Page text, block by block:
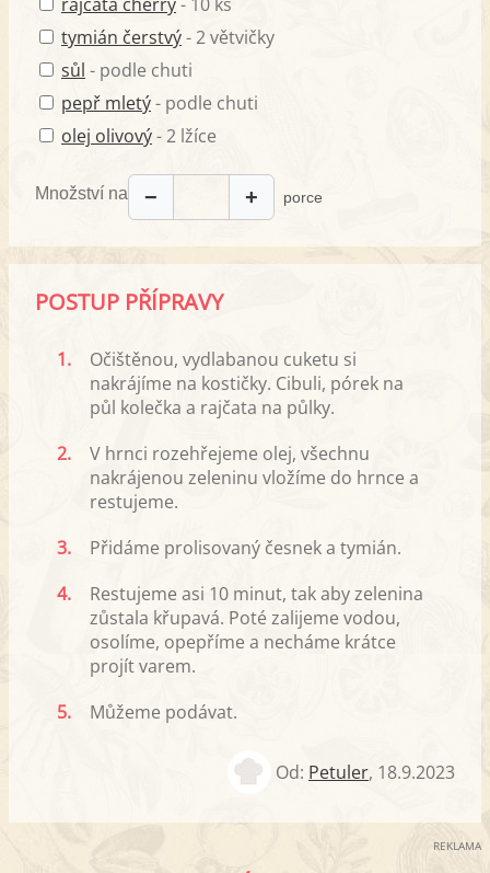
tymián čerstvý- 2 větvičky
sůl - podle chuti
pepř mletý- podle chuti
olej olivový- 2 lžíce
Množství na − + porce
POSTUP PŘÍPRAVY
1.
Očištěnou, vydlabanou cuketu si
nakrájíme na kostičky. Cibuli, pórek na
půl kolečka a rajčata na půlky.
2.
V hrnci rozehřejeme olej, všechnu
nakrájenou zeleninu vložíme do hrnce a
restujeme.
3.
Přidáme prolisovaný česnek a tymián.
4.
Restujeme asi 10 minut, tak aby zelenina
zůstala křupavá. Poté zalijeme vodou,
osolíme, opepříme a necháme krátce
projít varem.
5.
Můžeme podávat.
Od: Petuler, 18.9.2023
REKLAMA